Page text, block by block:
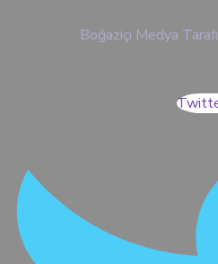
Boğaziçi Medya